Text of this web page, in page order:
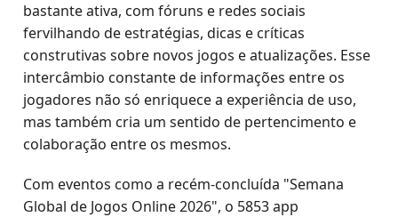
bastante ativa, com fóruns e redes sociais
fervilhando de estratégias, dicas e críticas
construtivas sobre novos jogos e atualizações. Esse
intercâmbio constante de informações entre os
jogadores não só enriquece a experiência de uso,
mas também cria um sentido de pertencimento e
colaboração entre os mesmos.
Com eventos como a recém-concluída "Semana
Global de Jogos Online 2026", o 5853 app